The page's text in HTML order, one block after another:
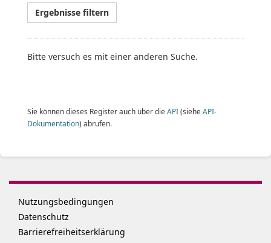
Ergebnisse filtern
Bitte versuch es mit einer anderen Suche.
Sie können dieses Register auch über die API(siehe API-
Dokumentation) abrufen.
Nutzungsbedingungen
Datenschutz
Barrierefreiheitserklärung